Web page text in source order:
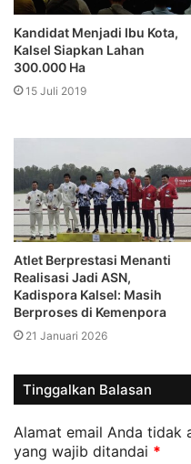
Kandidat Menjadi Ibu Kota,
Kalsel Siapkan Lahan
300.000 Ha
15 Juli 2019
Atlet Berprestasi Menanti
Realisasi Jadi ASN,
Kadispora Kalsel: Masih
Berproses di Kemenpora
21 Januari 2026
Tinggalkan Balasan
Alamat email Anda tidak
yang wajib ditandai *